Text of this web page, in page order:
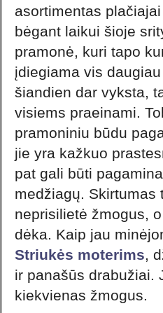
asortimentas
bėgant laikui šioje
pramonė, kuri tapo
įdiegiama vis
šiandien dar vyksta,
visiems praeinami.
pramoniniu būdu
jie yra kažkuo
pat gali būti
medžiagų. Skirtumas
neprisilietė žmogus,
dėka. Kaip jau
Striukės moterims,
ir panašūs drabužiai.
kiekvienas žmogus.